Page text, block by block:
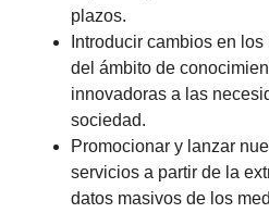
plazos.
Introducir cambios en
del ámbito de
innovadoras a las
sociedad.
Promocionar y lanzar
servicios a partir de la
datos masivos de los